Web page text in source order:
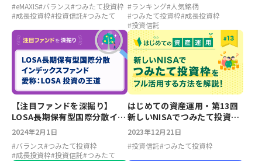
#eMAXIS#バランス#つみたて投資枠
#成長投資枠#投資信託#つみたて
#ランキング#人気銘柄
#つみたて投資枠#成長投資枠
#投資信託
【注目ファンドを深掘り】
LOSA長期保有型国際分散イン
デックスファンド 愛称：
LOSA 投資の王道
2024年2月1日
#バランス#つみたて投資枠
#成長投資枠#投資信託#つみたて
はじめての資産運用・第13回
新しいNISAでつみたて投資枠
をフル活用する方法を解説！
2023年12月21日
#投資信託#つみたて投資枠